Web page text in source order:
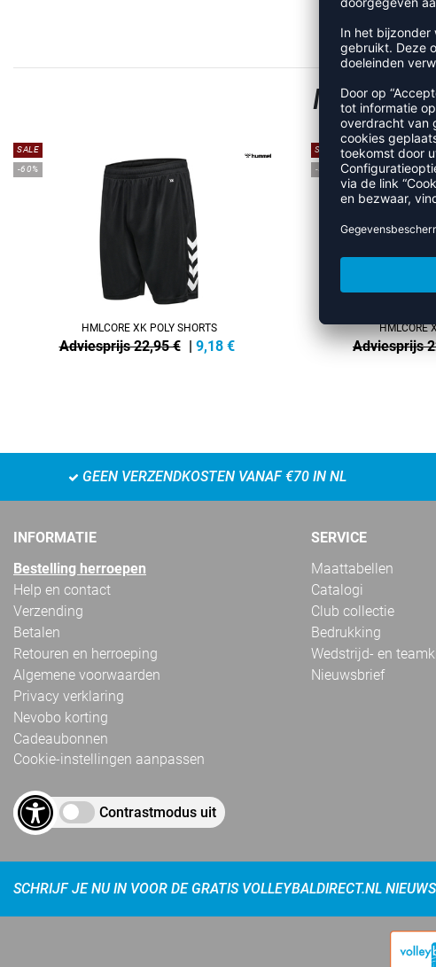
MEER
SALE
-60%
HMLCORE XK POLY SHORTS
Adviesprijs 22,95 € | 9,18 €
SALE
-55%
HMLCORE
Adviesprijs
GEEN VERZENDKOSTEN VANAF €70 IN NL
INFORMATIE
Bestelling herroepen
Help en contact
Verzending
Betalen
Retouren en herroeping
Algemene voorwaarden
Privacy verklaring
Nevobo korting
Cadeaubonnen
Cookie-instellingen aanpassen
Contrastmodus uit
SERVICE
Maattabellen
Catalogi
Club collectie
Bedrukking
Wedstrijd- en
Nieuwsbrief
SCHRIJF JE NU IN VOOR DE GRATIS VOLLEYBALDIRECT.NL